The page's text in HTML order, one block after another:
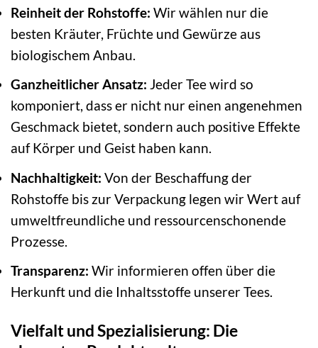
Reinheit der Rohstoffe: Wir wählen nur die
besten Kräuter, Früchte und Gewürze aus
biologischem Anbau.
Ganzheitlicher Ansatz: Jeder Tee wird so
komponiert, dass er nicht nur einen angenehmen
Geschmack bietet, sondern auch positive Effekte
auf Körper und Geist haben kann.
Nachhaltigkeit: Von der Beschaffung der
Rohstoffe bis zur Verpackung legen wir Wert auf
umweltfreundliche und ressourcenschonende
Prozesse.
Transparenz: Wir informieren offen über die
Herkunft und die Inhaltsstoffe unserer Tees.
Vielfalt und Spezialisierung: Die